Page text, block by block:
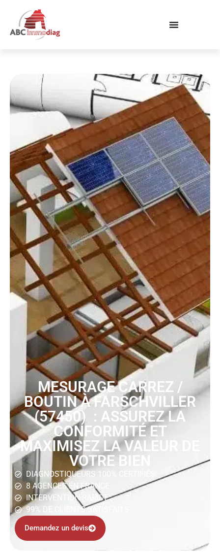
MESURAGE CARREZ /
BOUTIN À FARSCHVILLER
(57450) : ASSUREZ LA
CONFORMITÉ ET
MAXIMISEZ LA VALEUR DE
VOTRE BIEN
DIAGNOSTIQUEURS 100% CERTIFIÉS
8 AGENCES EN FRANCE
INTERVENTION RAPIDE
99% DE CLIENTS SATISFAITS
Demandez un devis